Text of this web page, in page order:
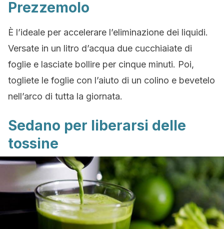
Prezzemolo
È l’ideale per accelerare l’eliminazione dei liquidi.
Versate in un litro d’acqua due cucchiaiate di
foglie e lasciate bollire per cinque minuti. Poi,
togliete le foglie con l’aiuto di un colino e bevetelo
nell’arco di tutta la giornata.
Sedano per liberarsi delle
tossine